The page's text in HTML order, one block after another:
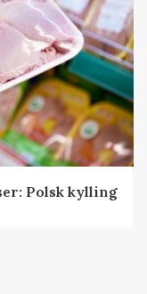
Polsk kylling